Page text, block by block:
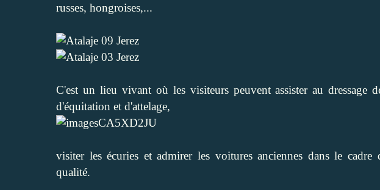
russes, hongroises,...
C'est un lieu vivant où les visiteurs peuvent assister au dressage
d'équitation et d'attelage,
visiter les écuries et admirer les voitures anciennes dans le cadre
qualité.